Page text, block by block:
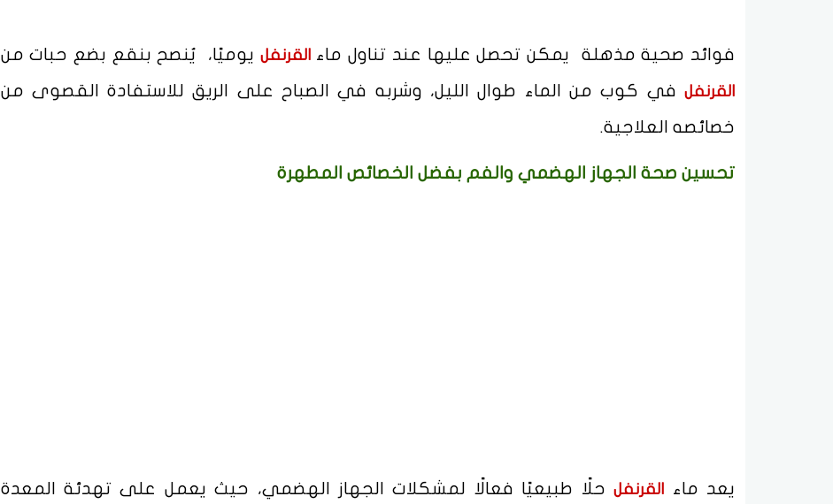
فوائد صحية مذهلة يمكن تحصل عليها عند تناول ماءالقرنفل يوميًا، يُنصح بنقع بضع حبات من
القرنفل في كوب من الماء طوال الليل، وشربه في الصباح على الريق للاستفادة القصوى من
خصائصه العلاجية.
تحسين صحة الجهاز الهضمي والفم بفضل الخصائص المطهرة
يعد ماء القرنفلحلًا طبيعيًا فعالًا لمشكلات الجهاز الهضمي، حيث يعمل على تهدئة المعدة